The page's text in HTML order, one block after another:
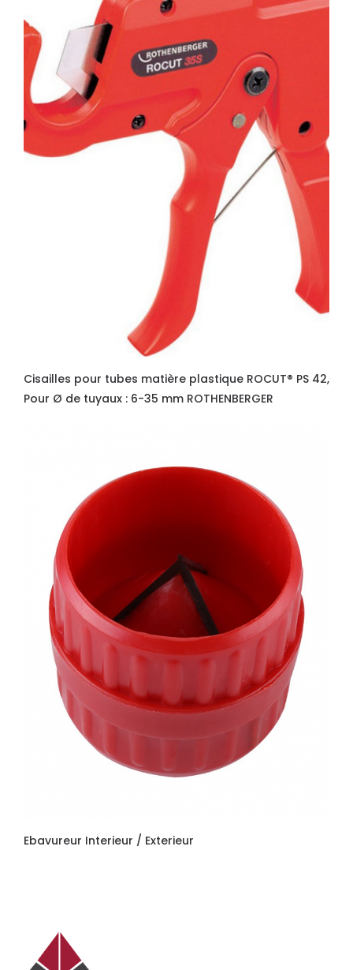
Cisailles pour tubes matière plastique ROCUT® PS 42,
Pour Ø de tuyaux : 6-35 mm ROTHENBERGER
Ebavureur Interieur / Exterieur